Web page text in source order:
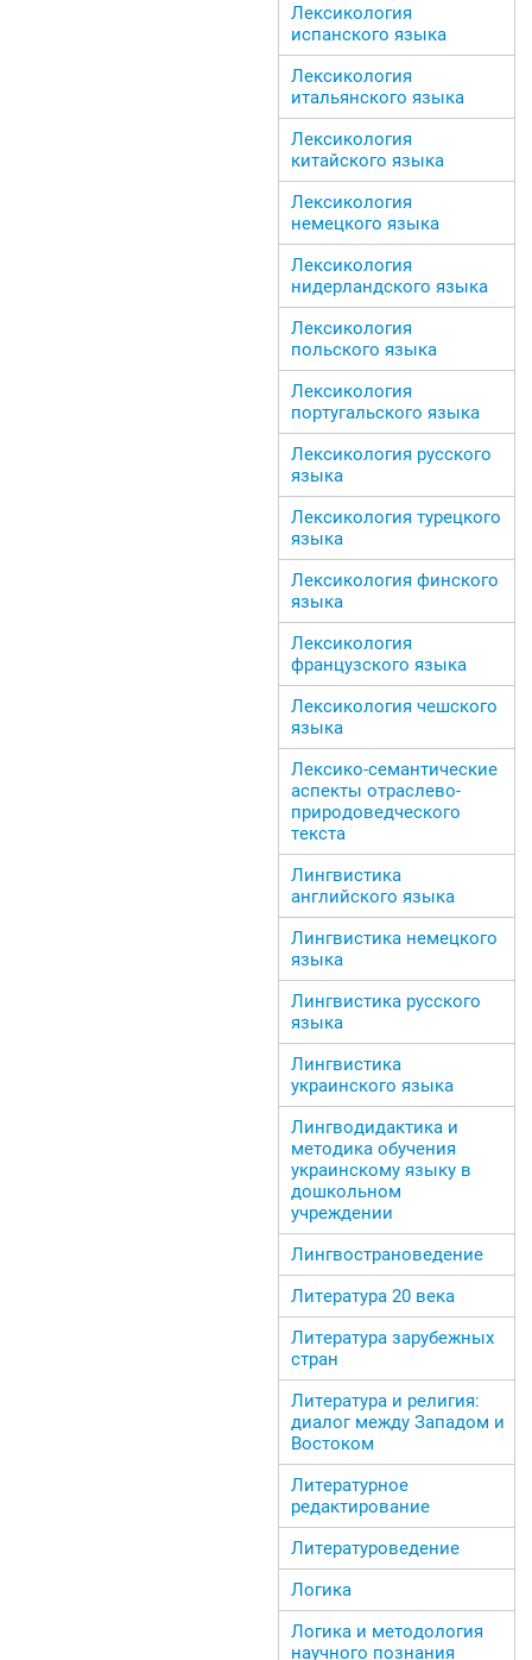
Лексикология
испанского языка
Лексикология
итальянского языка
Лексикология
китайского языка
Лексикология
немецкого языка
Лексикология
нидерландского языка
Лексикология
польского языка
Лексикология
португальского языка
Лексикология русского
языка
Лексикология турецкого
языка
Лексикология финского
языка
Лексикология
французского языка
Лексикология чешского
языка
Лексико-семантические
аспекты отраслево-
природоведческого
текста
Лингвистика
английского языка
Лингвистика немецкого
языка
Лингвистика русского
языка
Лингвистика
украинского языка
Лингводидактика и
методика обучения
украинскому языку в
дошкольном
учреждении
Лингвострановедение
Литература 20 века
Литература зарубежных
стран
Литература и религия:
диалог между Западом и
Востоком
Литературное
редактирование
Литературоведение
Логика
Логика и методология
научного познания